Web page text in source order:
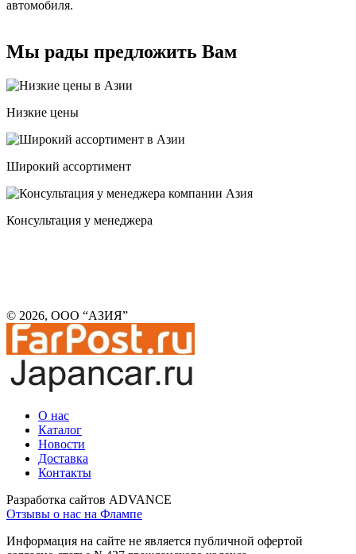
автомобиля.
Мы рады предложить Вам
Низкие цены
Широкий ассортимент
Консультация у менеджера
© 2026, ООО “АЗИЯ”
О нас
Каталог
Новости
Доставка
Контакты
Разработка сайтов ADVANCE
Отзывы о нас на Флампе
Информация на сайте не является публичной офертой